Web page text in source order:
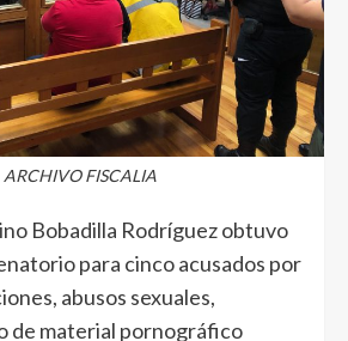
ARCHIVO FISCALIA
Bobadilla Rodríguez obtuvo
para cinco acusados por
abusos sexuales,
de material pornográfico